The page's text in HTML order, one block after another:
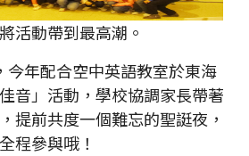
活動帶到最高潮。
年配合空中英語教室於東海
音」活動，學校協調家長帶著
提前共度一個難忘的聖誔夜，
程參與哦！